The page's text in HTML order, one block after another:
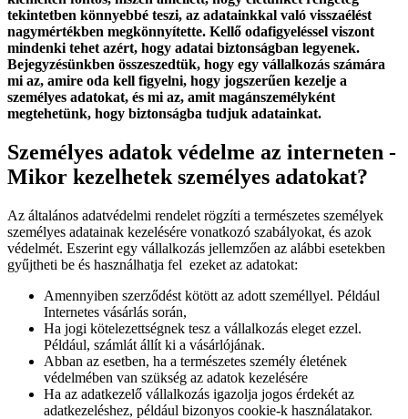
tekintetben könnyebbé teszi, az adatainkkal való visszaélést
nagymértékben megkönnyítette. Kellő odafigyeléssel viszont
mindenki tehet azért, hogy adatai biztonságban legyenek.
Bejegyzésünkben összeszedtük, hogy egy vállalkozás számára
mi az, amire oda kell figyelni, hogy jogszerűen kezelje a
személyes adatokat, és mi az, amit magánszemélyként
megtehetünk, hogy biztonságba tudjuk adatainkat.
Személyes adatok védelme az interneten -
Mikor kezelhetek személyes adatokat?
Az általános adatvédelmi rendelet rögzíti a természetes személyek
személyes adatainak kezelésére vonatkozó szabályokat, és azok
védelmét. Eszerint egy vállalkozás jellemzően az alábbi esetekben
gyűjtheti be és használhatja fel ezeket az adatokat:
Amennyiben szerződést kötött az adott személlyel. Például
Internetes vásárlás során,
Ha jogi kötelezettségnek tesz a vállalkozás eleget ezzel.
Például, számlát állít ki a vásárlójának.
Abban az esetben, ha a természetes személy életének
védelmében van szükség az adatok kezelésére
Ha az adatkezelő vállalkozás igazolja jogos érdekét az
adatkezeléshez, például bizonyos cookie-k használatakor.